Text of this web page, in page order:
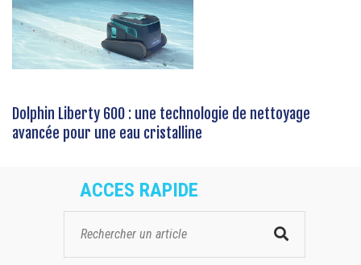
Dolphin Liberty 600 : une technologie de nettoyage
avancée pour une eau cristalline
ACCES RAPIDE